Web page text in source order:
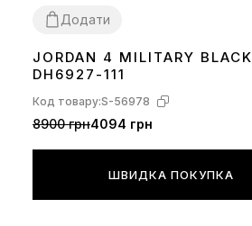
Додати
363738394041 424344
JORDAN 4 MILITARY BLACK
DH6927-111
Код товару:S-56978
8900 грн4094 грн
ШВИДКА ПОКУПКА